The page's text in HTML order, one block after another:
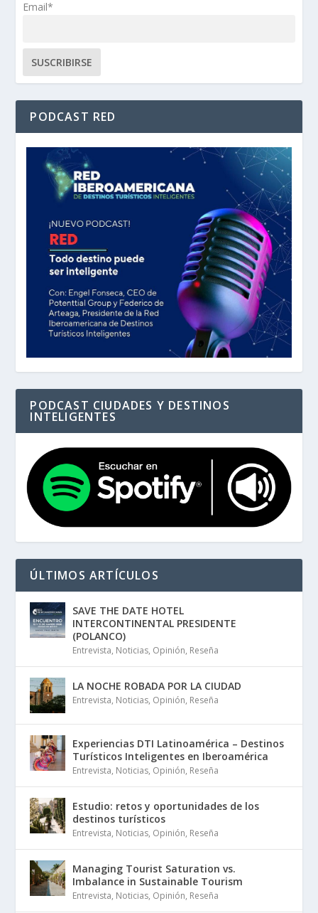
Email*
PODCAST RED
PODCAST CIUDADES Y DESTINOS
INTELIGENTES
ÚLTIMOS ARTÍCULOS
SAVE THE DATE HOTEL
INTERCONTINENTAL PRESIDENTE
(POLANCO)
Entrevista, Noticias, Opinión, Reseña
LA NOCHE ROBADA POR LA CIUDAD
Entrevista, Noticias, Opinión, Reseña
Experiencias DTI Latinoamérica – Destinos
Turísticos Inteligentes en Iberoamérica
Entrevista, Noticias, Opinión, Reseña
Estudio: retos y oportunidades de los
destinos turísticos
Entrevista, Noticias, Opinión, Reseña
Managing Tourist Saturation vs.
Imbalance in Sustainable Tourism
Entrevista, Noticias, Opinión, Reseña